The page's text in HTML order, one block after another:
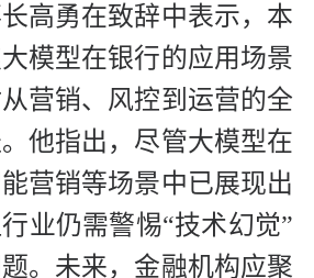
高勇在致辞中表示，本
模型在银行的应用场景
营销、风控到运营的全
他指出，尽管大模型在
营销等场景中已展现出
业仍需警惕“技术幻觉”
。未来，金融机构应聚